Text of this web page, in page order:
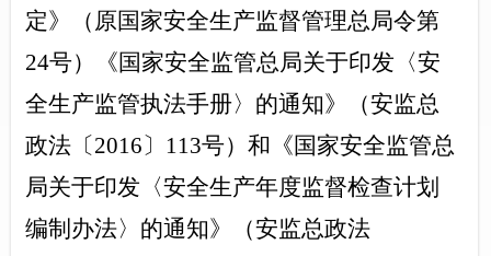
定》（原国家安全生产监督管理总局令第
24号）《国家安全监管总局关于印发〈安
全生产监管执法手册〉的通知》（安监总
政法〔2016〕113号）和《国家安全监管总
局关于印发〈安全生产年度监督检查计划
编制办法〉的通知》（安监总政法